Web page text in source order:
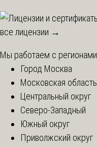
все лицензии →
Мы работаем с регионами
Город Москва
Московская область
Центральный округ
Северо-Западный
Южный округ
Приволжский округ